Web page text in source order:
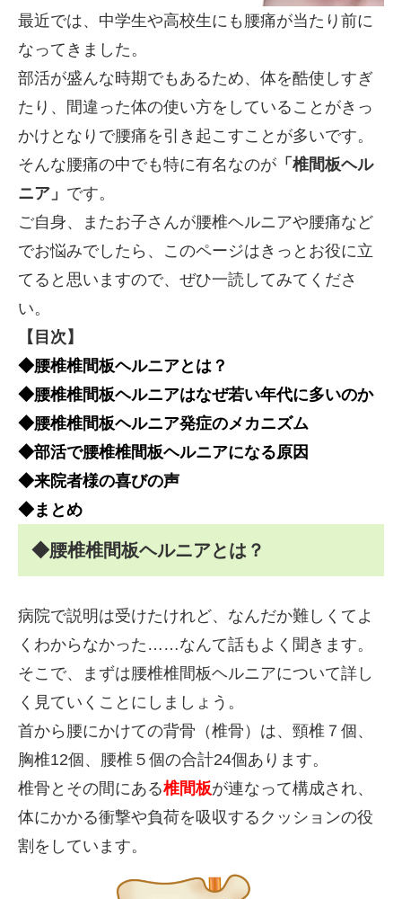
最近では、中学生や高校生にも腰痛が当たり前に
なってきました。
部活が盛んな時期でもあるため、体を酷使しすぎ
たり、間違った体の使い方をしていることがきっ
かけとなりで腰痛を引き起こすことが多いです。
そんな腰痛の中でも特に有名なのが 「椎間板ヘル
ニア」 です。
ご自身、またお子さんが腰椎ヘルニアや腰痛など
でお悩みでしたら、このページはきっとお役に立
てると思いますので、ぜひ一読してみてくださ
い。
【目次】
◆腰椎椎間板ヘルニアとは？
◆腰椎椎間板ヘルニアはなぜ若い年代に多いのか
◆腰椎椎間板ヘルニア発症のメカニズム
◆部活で腰椎椎間板ヘルニアになる原因
◆来院者様の喜びの声
◆まとめ
◆腰椎椎間板ヘルニアとは？
病院で説明は受けたけれど、なんだか難しくてよ
くわからなかった……なんて話もよく聞きます。
そこで、まずは腰椎椎間板ヘルニアについて詳し
く見ていくことにしましょう。
首から腰にかけての背骨（椎骨）は、頸椎７個、
胸椎12個、腰椎５個の合計24個あります。
椎骨とその間にある椎間板が連なって構成され、
体にかかる衝撃や負荷を吸収するクッションの役
割をしています。